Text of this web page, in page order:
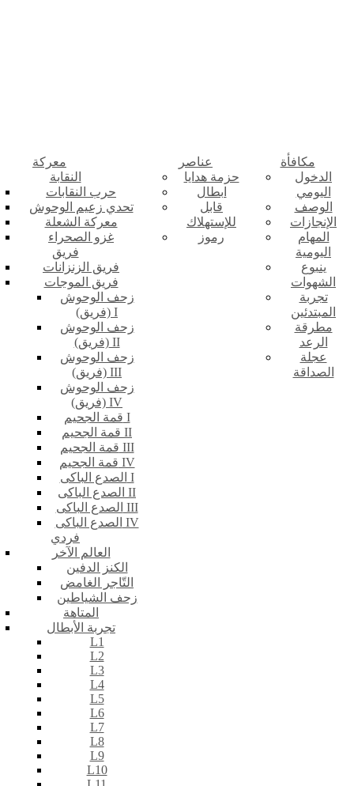
معركة
النقابة
حرب النقابات
تحدي زعيم الوحوش
معركة الشعلة
غزو الصحراء
فريق
فريق الزنزانات
فريق الموجات
زحف الوحوش
(فريق) I
زحف الوحوش
(فريق) II
زحف الوحوش
(فريق) III
زحف الوحوش
(فريق) IV
قمة الجحيم I
قمة الجحيم II
قمة الجحيم III
قمة الجحيم IV
الصدع الباكى I
الصدع الباكى II
الصدع الباكى III
الصدع الباكى IV
فردي
العالم الآخر
الكنز الدفين
التّاجر الغامض
زحف الشياطين
المتاهة
تجربة الأبطال
L1
L2
L3
L4
L5
L6
L7
L8
L9
L10
عناصر
حزمة هدايا
ابطال
قابل
للإستهلاك
رموز
مكافأة
الدخول
اليومي
الوصف
الإنجازات
المهام
اليومية
ينبوع
الشهوات
تجربة
المبتدئين
مطرقة
الرعد
عجلة
الصداقة